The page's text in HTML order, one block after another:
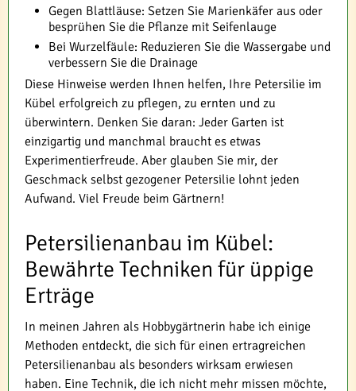
Gegen Blattläuse: Setzen Sie Marienkäfer aus oder
besprühen Sie die Pflanze mit Seifenlauge
Bei Wurzelfäule: Reduzieren Sie die Wassergabe und
verbessern Sie die Drainage
Diese Hinweise werden Ihnen helfen, Ihre Petersilie im
Kübel erfolgreich zu pflegen, zu ernten und zu
überwintern. Denken Sie daran: Jeder Garten ist
einzigartig und manchmal braucht es etwas
Experimentierfreude. Aber glauben Sie mir, der
Geschmack selbst gezogener Petersilie lohnt jeden
Aufwand. Viel Freude beim Gärtnern!
Petersilienanbau im Kübel:
Bewährte Techniken für üppige
Erträge
In meinen Jahren als Hobbygärtnerin habe ich einige
Methoden entdeckt, die sich für einen ertragreichen
Petersilienanbau als besonders wirksam erwiesen
haben. Eine Technik, die ich nicht mehr missen möchte,